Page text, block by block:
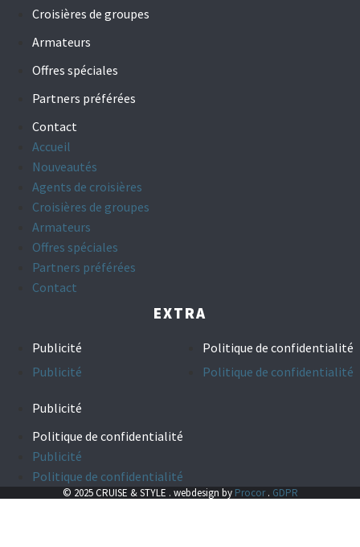
Croisières de groupes
Armateurs
Offres spéciales
Partners préférées
Contact
Accueil
Nouveautés
Agents de croisières
Croisières de groupes
Armateurs
Offres spéciales
Partners préférées
Contact
EXTRA
Publicité
Politique de confidentialité
Publicité
Politique de confidentialité
Publicité
Politique de confidentialité
Publicité
Politique de confidentialité
© 2025 CRUISE & STYLE . webdesign by Procor. GDPR